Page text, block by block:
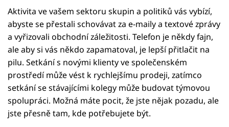
Aktivita ve vašem sektoru skupin a politiků vás vybízí,
abyste se přestali schovávat za e-maily a textové zprávy
a vyřizovali obchodní záležitosti. Telefon je někdy fajn,
ale aby si vás někdo zapamatoval, je lepší přitlačit na
pilu. Setkání s novými klienty ve společenském
prostředí může vést k rychlejšímu prodeji, zatímco
setkání se stávajícími kolegy může budovat týmovou
spolupráci. Možná máte pocit, že jste nějak pozadu, ale
jste přesně tam, kde potřebujete být.